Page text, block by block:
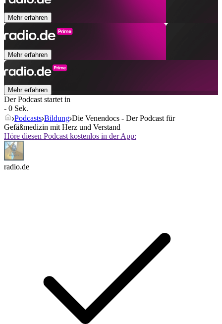
Mehr erfahren
Mehr erfahren
Mehr erfahren
Der Podcast startet in
- 0 Sek.
Podcasts Bildung Die Venendocs - Der Podcast für
Gefäßmedizin mit Herz und Verstand
Höre diesen Podcast kostenlos in der App:
radio.de